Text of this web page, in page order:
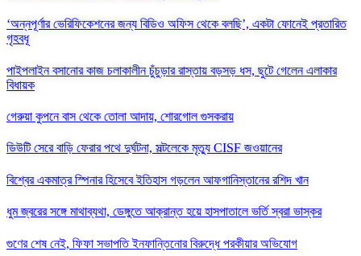
‘অন্নপূর্ণার ভেরিফিকেশনের জন্য বিডিও অফিস থেকে বলছি’, একটা ফোনেই প্রতারিত
গৃহবধূ
পাইপলাইন বসানোর কাজ চলাকালীন চুঁচুড়ার রাস্তায় বড়সড় ধস, ছুটে গেলেন এলাকার
বিধায়ক
গেরুয়া কুপনে বাস থেকে তোলা আদায়, শোরগোল গুসকরায়
ডিউটি সেরে বাড়ি ফেরার পথে দুর্ঘটনা, সল্টলেকে মৃত্যু CISF জওয়ানের
বিশ্বের একমাত্র স্পিনার হিসেবে ইতিহাস গড়লেন আফগানিস্তানের রশিদ খান
ধুম জ্বরের সঙ্গে মাথাব্যথা, ডেঙ্গুতে আক্রান্ত হয়ে হাসপাতালে ভর্তি স্বরা ভাস্কর
গুণের শেষ নেই, ফিফা সভাপতি ইনফান্তিনোর বিরুদ্ধে পরকীয়ার অভিযোগ